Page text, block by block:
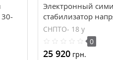
ш
Электронный
стабилизатор
260В, 18кВт Volter
СНПТО- 18 у
0
25 920грн.